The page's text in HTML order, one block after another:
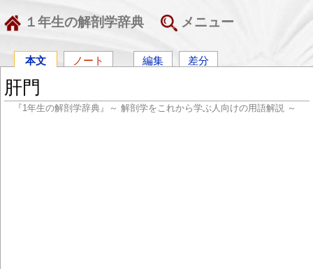
１年生の解剖学辞典 メニュー
本文 ノート 編集 差分
肝門
『1年生の解剖学辞典』～ 解剖学をこれから学ぶ人向けの用語解説 ～